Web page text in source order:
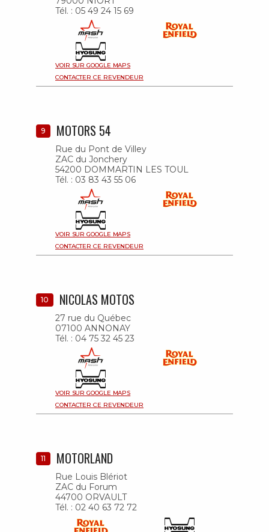
Tél. : 05 49 24 15 69
VOIR SUR GOOGLE MAPS
CONTACTER CE REVENDEUR
9 MOTORS 54
Rue du Pont de Villey
ZAC du Jonchery
54200 DOMMARTIN LES TOUL
Tél. : 03 83 43 55 06
VOIR SUR GOOGLE MAPS
CONTACTER CE REVENDEUR
10 NICOLAS MOTOS
27 rue du Québec
07100 ANNONAY
Tél. : 04 75 32 45 23
VOIR SUR GOOGLE MAPS
CONTACTER CE REVENDEUR
11 MOTORLAND
Rue Louis Blériot
ZAC du Forum
44700 ORVAULT
Tél. : 02 40 63 72 72